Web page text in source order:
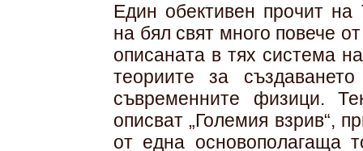
Един обективен прочит на
на бял свят много повече
описаната в тях система
теориите за
съвременните физици.
описват „Големия взрив“,
от една основополагаща